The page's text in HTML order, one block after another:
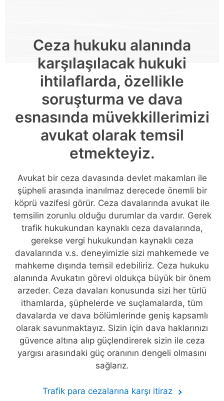
Ceza hukuku alanında
karşılaşılacak hukuki
ihtilaflarda, özellikle
soruşturma ve dava
esnasında müvekkillerimizi
avukat olarak temsil
etmekteyiz.
Avukat bir ceza davasında devlet makamları ile
şüpheli arasında inanılmaz derecede önemli bir
köprü vazifesi görür. Ceza davalarında avukat ile
temsilin zorunlu olduğu durumlar da vardır. Gerek
trafik hukukundan kaynaklı ceza davalarında,
gerekse vergi hukukundan kaynaklı ceza
davalarında v.s. deneyimizle sizi mahkemede ve
mahkeme dışında temsil edebiliriz. Ceza hukuku
alanında Avukatın görevi oldukça büyük bir önem
arzeder. Ceza davaları konusunda sizi her türlü
ithamlarda, şüphelerde ve suçlamalarda, tüm
davalarda ve dava bölümlerinde geniş kapsamlı
olarak savunmaktayız. Sizin için dava haklarınızı
güvence altına alıp güçlendirerek sizin ile ceza
yargısı arasındaki güç oranının dengeli olmasını
sağlarız.
Trafik para cezalarına karşı itiraz